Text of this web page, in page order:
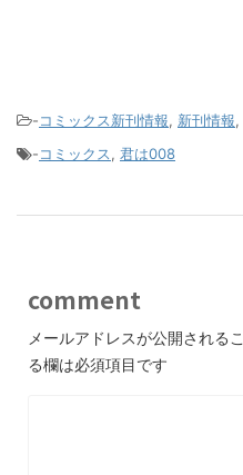
-コミックス新刊情報, 新刊情報,
-コミックス, 君は008
comment
メールアドレスが公開される
る欄は必須項目です